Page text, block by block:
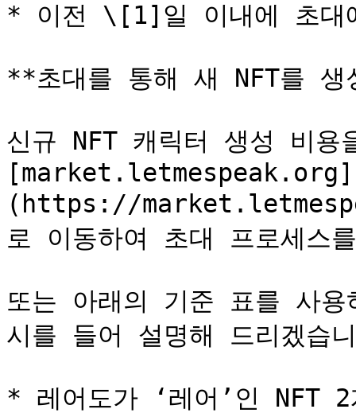
* 이전 \[1]일 이내에 초대
**초대를 통해 새 NFT를 생
신규 NFT 캐릭터 생성 비용
[market.letmespeak.org]
(https://
로 이동하여 초대 프로세스
또는 아래의 기준 표를 사
시를 들어 설명해 드리겠습
* 레어도가 ‘레어’인 NFT